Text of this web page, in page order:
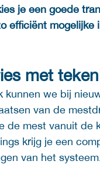
je een goede
efficiënt
met
kunnen we bij
van de
de mest vanuit
krijg je een
van het